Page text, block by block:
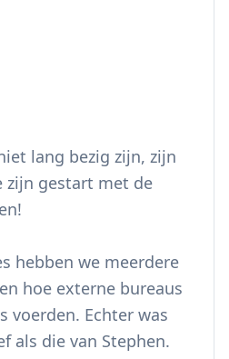
lang bezig zijn, zijn
zijn gestart met de
hebben we meerdere
hoe externe bureaus
voerden. Echter was
als die van Stephen.